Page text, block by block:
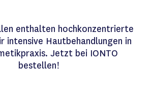
enthalten hochkonzentrierte
intensive Hautbehandlungen in
Jetzt bei IONTO
bestellen!